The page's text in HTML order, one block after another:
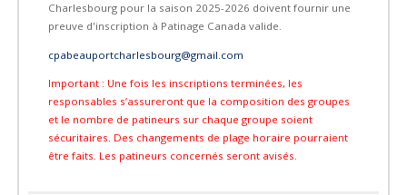
Charlesbourg pour la saison 2025-2026 doivent fournir une
preuve d'inscription à Patinage Canada valide.
cpabeauportcharlesbourg@gmail.com
Important : Une fois les inscriptions terminées, les
responsables s’assureront que la composition des groupes
et le nombre de patineurs sur chaque groupe soient
sécuritaires. Des changements de plage horaire pourraient
être faits. Les patineurs concernés seront avisés.